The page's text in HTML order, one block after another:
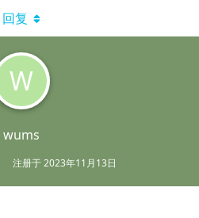
W
wums
注册于2023年11月13日
回复